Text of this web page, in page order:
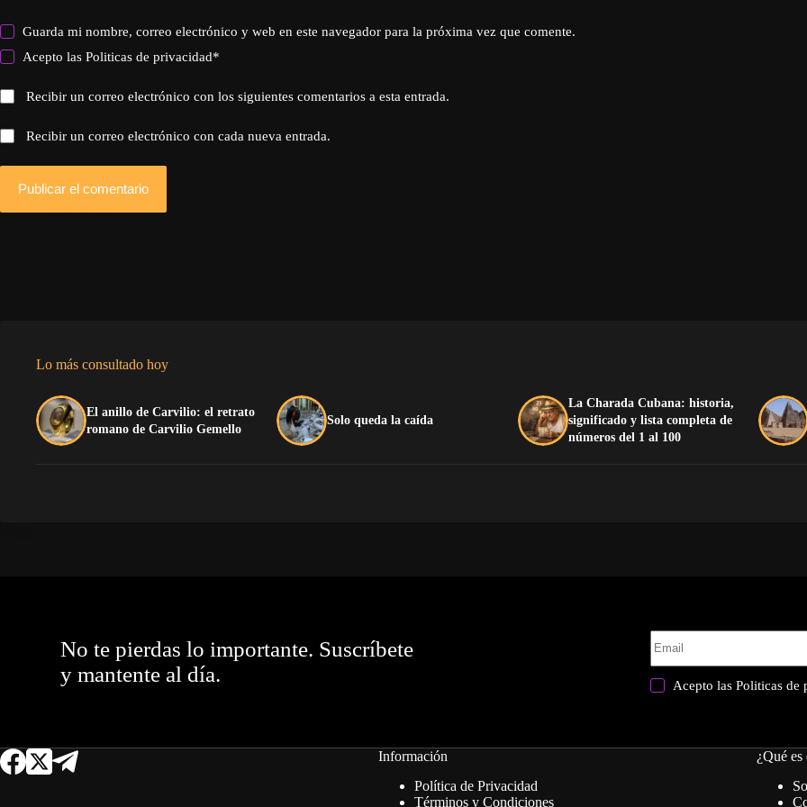
Guarda mi nombre, correo electrónico y web en este navegador para la próxima vez que comente.
Acepto lasPoliticas de privacidad*
Recibir un correo electrónico con los siguientes comentarios a esta entrada.
Recibir un correo electrónico con cada nueva entrada.
Publicar el comentario
Lo más consultado hoy
El anillo de Carvilio: el retrato
romano de Carvilio Gemello
Solo queda la caída
La Charada Cubana: historia,
significado y lista completa de
números del 1 al 100
No te pierdas lo importante. Suscríbete
y mantente al día.
Acepto lasPoliticas de
Información
Política de Privacidad
Términos y Condiciones
¿Qué